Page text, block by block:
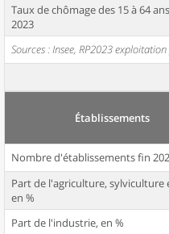
Taux de chômage des 15 à 64
2023
Sources : Insee, RP2023
Établissements
Nombre d'établissements fin
Part de l'agriculture, sylviculture
en %
Part de l'industrie, en %